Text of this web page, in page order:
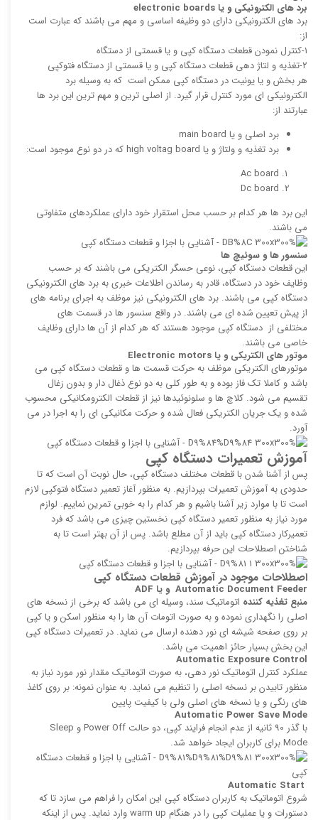
برد های الکترونیکی و یا electronic boards
برد های الکترونیکی دارای دو وظیفه اساسی و مهم می باشند که عبارت است
از:
۱-کنترل نمودن قطعات دستگاه کپی و یا قسمتی از دستگاه
۲-تغذیه و لتاژ دهی قطعات دستگاه کپی و یا قسمتی از دستگاه فتوکپی
هر بخش و یا یونیت در دستگاه کپی ممکن است که به وسیله برد
الکترونیکی ای مورد کنترل قرار گیرد. از اصلی ترین و مهم ترین این برد ها
عبارتند از:
برد اصلی و یا main board
برد تغذیه و ولتاژ و یا high voltag board که در دو نوع موجود است:
Ac board
Dc board
این برد ها هر کدام بر حسب محل استقرار خود دارای عملکردهای متفاوتی
می باشند.
سنسور ها و سوئیچ ها
این قطعات دستگاه کپی، نوعی حسگر الکتریکی می باشند که بر حسب
وظایف خود در دستگاه، قادر به رساندن اطلاعات خبری به برد های الکترونیکی
دستگاه کپی می باشند. برد های الکترونیکی نیز موظف به اجرای برنامه های
از پیش تعیین شده ای می باشند. در واقع سنسور ها در قسمت های
مختلفی از دستگاه کپی موجود هستند که هر کدام از آن ها دارای وظایف
خاصی می باشند.
موتور های الکتریکی و یا Electronic motors
موتورهای الکتریکی موظف به حرکت قسمت ها و قطعات دستگاه کپی می
باشد و کاملا تک فاز بوده و به طور کلی به دو نوع ذغال دار و بدون زغال
تقسیم می شود. کلاچ ها و سلونوئیدها نیز از قطعات الکترومکانیکی محسوب
شده و یک جریان الکتریکی فعال شده و حرکت مکانیکی ای را به اجرا در می
آورد.
آموزش تعمیرات دستگاه کپی
پس از آشنا شدن با قطعات مختلف دستگاه کپی، حال نوبت آن است که تا
حدودی به آموزش تعمیرات بپردازیم. به منظور آغاز تعمیر دستگاه فتوکپی لازم
است تا با موارد زیر آشنا باشیم و هر کدام را به خوبی تمرین نماییم. لوازم
مورد نیاز به منظور تعمیر دستگاه کپی نخستین چیزی می باشد که فرد
تعمیرکار دستگاه کپی باید از آن مطلع باشد. پس از آن بهتر است تا به
شناختن اصطلاحات این حرفه بپردازیم.
اصطلاحات موجود در آموزش قطعات دستگاه کپی
Automatic Document Feeder و یا ADF
منبع تغذیه‌ كننده اتوماتیک سند، وسیله‌ ای می باشد كه برخی از نسخه ‌های
اصلی را نگهداری نموده و به صورت اتومات آن ها را به منظور اسكن و یا كپی
بر روی صفحه شیشه ای نور‌ دهنده ارسال می نماید. در تعمیرات دستگاه کپی
این بخش بسیار حائز اهمیت می باشد.
Automatic Exposure Control
عملكرد كنترل اتوماتیک نور دهی، به صورت اتوماتیک مقدار نور مورد نیاز به
منظور تابیدن بر نسخه اصلی را تنظیم می نماید. به عنوان نمونه: بر روی كاغذ
های رنگی و یا نسخه‌ های اصلی ولی با كیفیت پایین
Automatic Power Save Mode
با گذر 90 ثانیه از عدم انجام فرایند كپی، دو حالت Power Off و Sleep
Mode برای كاربران ایجاد خواهد شد.
شروع اتوماتیک به كاربران دستگاه کپی این امكان را فراهم می سازد تا كه
دستورات و یا عملیات كپی را در هنگام warm up وارد نماید. پس از اینكه